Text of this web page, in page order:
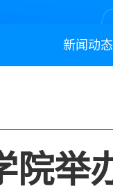
新闻动态
院举